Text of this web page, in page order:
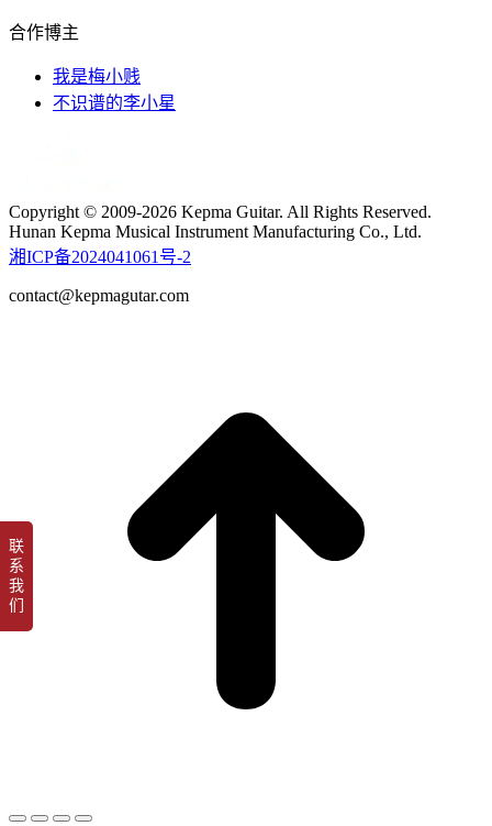
合作博主
我是梅小贱
不识谱的李小星
Copyright © 2009-2026 Kepma Guitar. All Rights Reserved.
Hunan Kepma Musical Instrument Manufacturing Co., Ltd.
湘ICP备2024041061号-2
contact@kepmagutar.com
联
系
我
们